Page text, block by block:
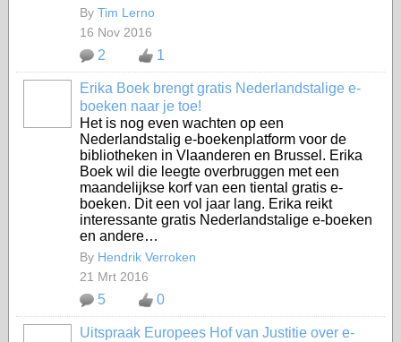
By Tim Lerno
16 Nov 2016
2 1
Erika Boek brengt gratis Nederlandstalige e-
boeken naar je toe!
Het is nog even wachten op een
Nederlandstalig e-boekenplatform voor de
bibliotheken in Vlaanderen en Brussel. Erika
Boek wil die leegte overbruggen met een
maandelijkse korf van een tiental gratis e-
boeken. Dit een vol jaar lang. Erika reikt
interessante gratis Nederlandstalige e-boeken
en andere…
By Hendrik Verroken
21 Mrt 2016
5 0
Uitspraak Europees Hof van Justitie over e-